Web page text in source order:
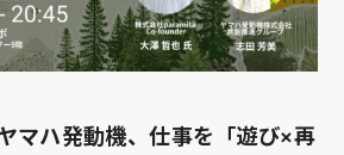
マハ発動機、仕事を「遊び×再